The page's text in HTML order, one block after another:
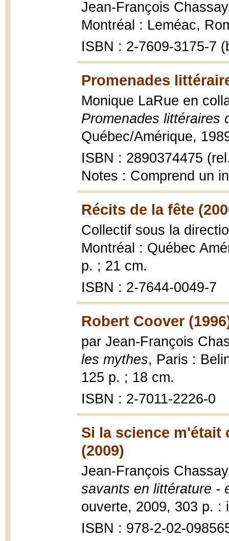
Jean-François
Montréal : Leméac,
ISBN : 2-7609-3175-7
Promenades
Monique LaRue en
Promenades littéraires
Québec/Amérique,
ISBN : 2890374475
Notes : Comprend un
Récits de la fête
Collectif sous la
Montréal : Québec
p. ; 21 cm.
ISBN : 2-7644-0049-7
Robert Coover
par Jean-François
les mythes, Paris :
125 p. ; 18 cm.
ISBN : 2-7011-2226-0
Si la science m'était
(2009)
Jean-François
savants en littérature -
ouverte, 2009, 303 p. :
ISBN : 978-2-02-